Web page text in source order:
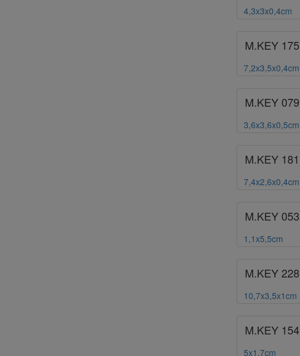
4,3x3x0,4cm
M.KEY 175
7,2x3,5x0,4cm
M.KEY 079
3,6x3,6x0,5cm
M.KEY 181
7,4x2,6x0,4cm
M.KEY 053
1,1x5,5cm
M.KEY 228
10,7x3,5x1cm
M.KEY 154
5x1,7cm